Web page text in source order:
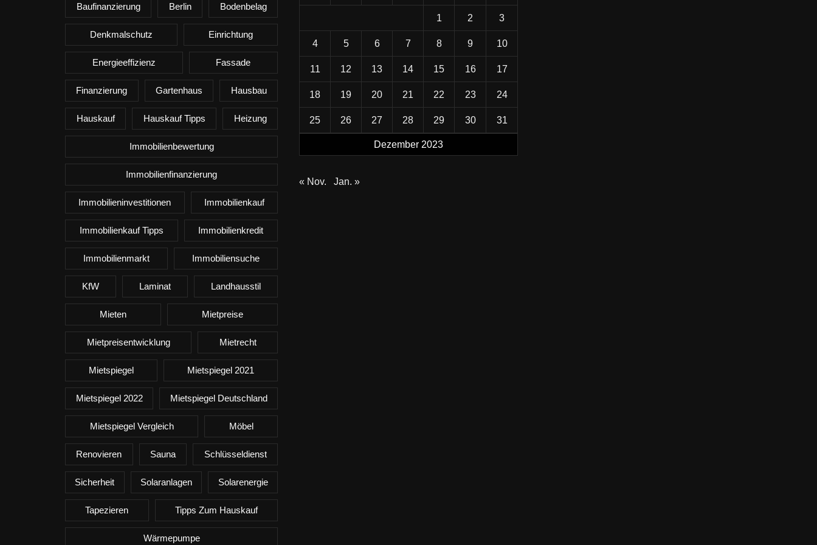
Baufinanzierung Berlin Bodenbelag
Denkmalschutz Einrichtung
Energieeffizienz Fassade
Finanzierung Gartenhaus Hausbau
Hauskauf Hauskauf Tipps Heizung
Immobilienbewertung
Immobilienfinanzierung
Immobilieninvestitionen Immobilienkauf
Immobilienkauf Tipps Immobilienkredit
Immobilienmarkt Immobiliensuche
KfW Laminat Landhausstil
Mieten Mietpreise
Mietpreisentwicklung Mietrecht
Mietspiegel Mietspiegel 2021
Mietspiegel 2022 Mietspiegel Deutschland
Mietspiegel Vergleich Möbel
Renovieren Sauna Schlüsseldienst
Sicherheit Solaranlagen Solarenergie
Tapezieren Tipps Zum Hauskauf
Wärmepumpe
Dezember 2023
1 2 3
4 5 6 7 8 9 10
11 12 13 14 15 16 17
18 19 20 21 22 23 24
25 26 27 28 29 30 31
« Nov. Jan. »